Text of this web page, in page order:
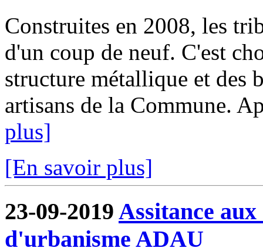
Construites en 2008, les
d'un coup de neuf. C'est
structure métallique et des
artisans de la Commune.
plus]
[En savoir plus]
23-09-2019 Assitance
d'urbanisme ADAU